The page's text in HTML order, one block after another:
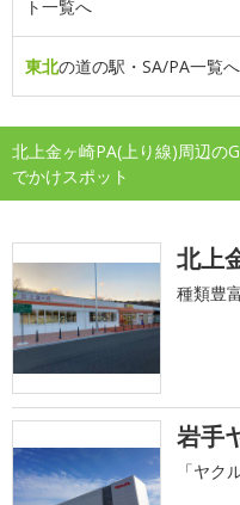
ト一覧へ
東北の道の駅・SA/PA一覧へ
北上金ヶ崎PA(上り線)周辺の
でかけスポット
北上
種類豊
岩手
「ヤク